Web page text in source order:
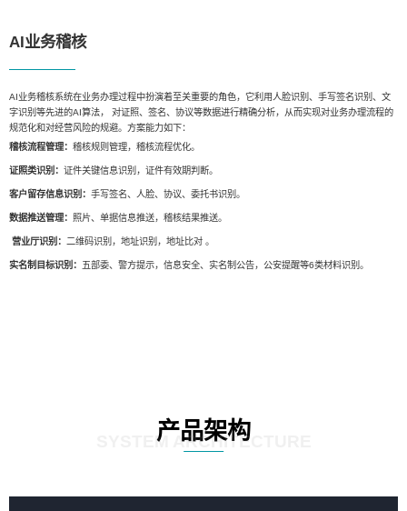
AI业务稽核
AI业务稽核系统在业务办理过程中扮演着至关重要的角色，它利用人脸识别、手写签名识别、文
字识别等先进的AI算法， 对证照、签名、协议等数据进行精确分析，从而实现对业务办理流程的
规范化和对经营风险的规避。方案能力如下：
稽核流程管理： 稽核规则管理，稽核流程优化。
证照类识别： 证件关键信息识别，证件有效期判断。
客户留存信息识别： 手写签名、人脸、协议、委托书识别。
数据推送管理： 照片、单据信息推送，稽核结果推送。
营业厅识别： 二维码识别，地址识别，地址比对 。
实名制目标识别： 五部委、警方提示，信息安全、实名制公告，公安提醒等6类材料识别。
产品架构
SYSTEM ARCHITECTURE